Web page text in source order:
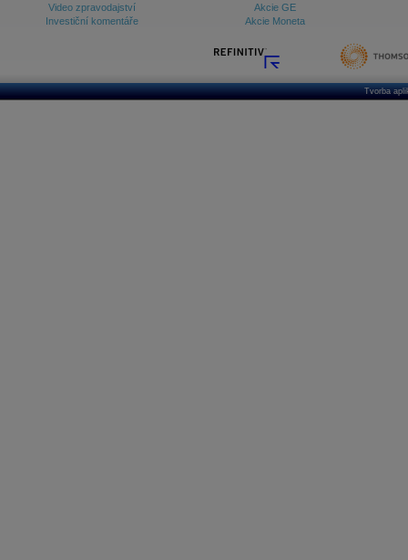
Video zpravodajství
Investiční komentáře
Akcie GE
Akcie Moneta
Tvorba